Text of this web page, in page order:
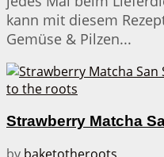
kann mit diesem
Gemüse & Pilzen...
Strawberry Matcha